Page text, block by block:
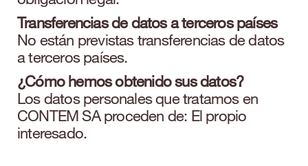
Transferencias de datos a terceros países
No están previstas transferencias de datos
a terceros países.
¿Cómo hemos obtenido sus datos?
Los datos personales que tratamos en
CONTEM SA proceden de: El propio
interesado.